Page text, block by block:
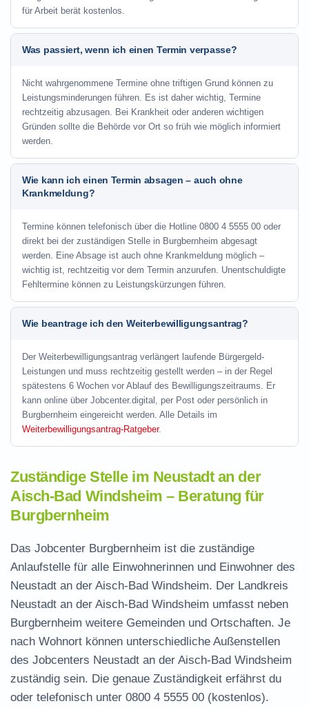
für Arbeit berät kostenlos.
Was passiert, wenn ich einen Termin verpasse?
Nicht wahrgenommene Termine ohne triftigen Grund können zu
Leistungsminderungen führen. Es ist daher wichtig, Termine
rechtzeitig abzusagen. Bei Krankheit oder anderen wichtigen
Gründen sollte die Behörde vor Ort so früh wie möglich informiert
werden.
Wie kann ich einen Termin absagen – auch ohne
Krankmeldung?
Termine können telefonisch über die Hotline 0800 4 5555 00 oder
direkt bei der zuständigen Stelle in Burgbernheim abgesagt
werden. Eine Absage ist auch ohne Krankmeldung möglich –
wichtig ist, rechtzeitig vor dem Termin anzurufen. Unentschuldigte
Fehltermine können zu Leistungskürzungen führen.
Wie beantrage ich den Weiterbewilligungsantrag?
Der Weiterbewilligungsantrag verlängert laufende Bürgergeld-
Leistungen und muss rechtzeitig gestellt werden – in der Regel
spätestens 6 Wochen vor Ablauf des Bewilligungszeitraums. Er
kann online über Jobcenter.digital, per Post oder persönlich in
Burgbernheim eingereicht werden. Alle Details im
Weiterbewilligungsantrag-Ratgeber.
Zuständige Stelle im Neustadt an der
Aisch-Bad Windsheim – Beratung für
Burgbernheim
Das Jobcenter Burgbernheim ist die zuständige
Anlaufstelle für alle Einwohnerinnen und Einwohner des
Neustadt an der Aisch-Bad Windsheim. Der Landkreis
Neustadt an der Aisch-Bad Windsheim umfasst neben
Burgbernheim weitere Gemeinden und Ortschaften. Je
nach Wohnort können unterschiedliche Außenstellen
des Jobcenters Neustadt an der Aisch-Bad Windsheim
zuständig sein. Die genaue Zuständigkeit erfährst du
oder telefonisch unter 0800 4 5555 00 (kostenlos).